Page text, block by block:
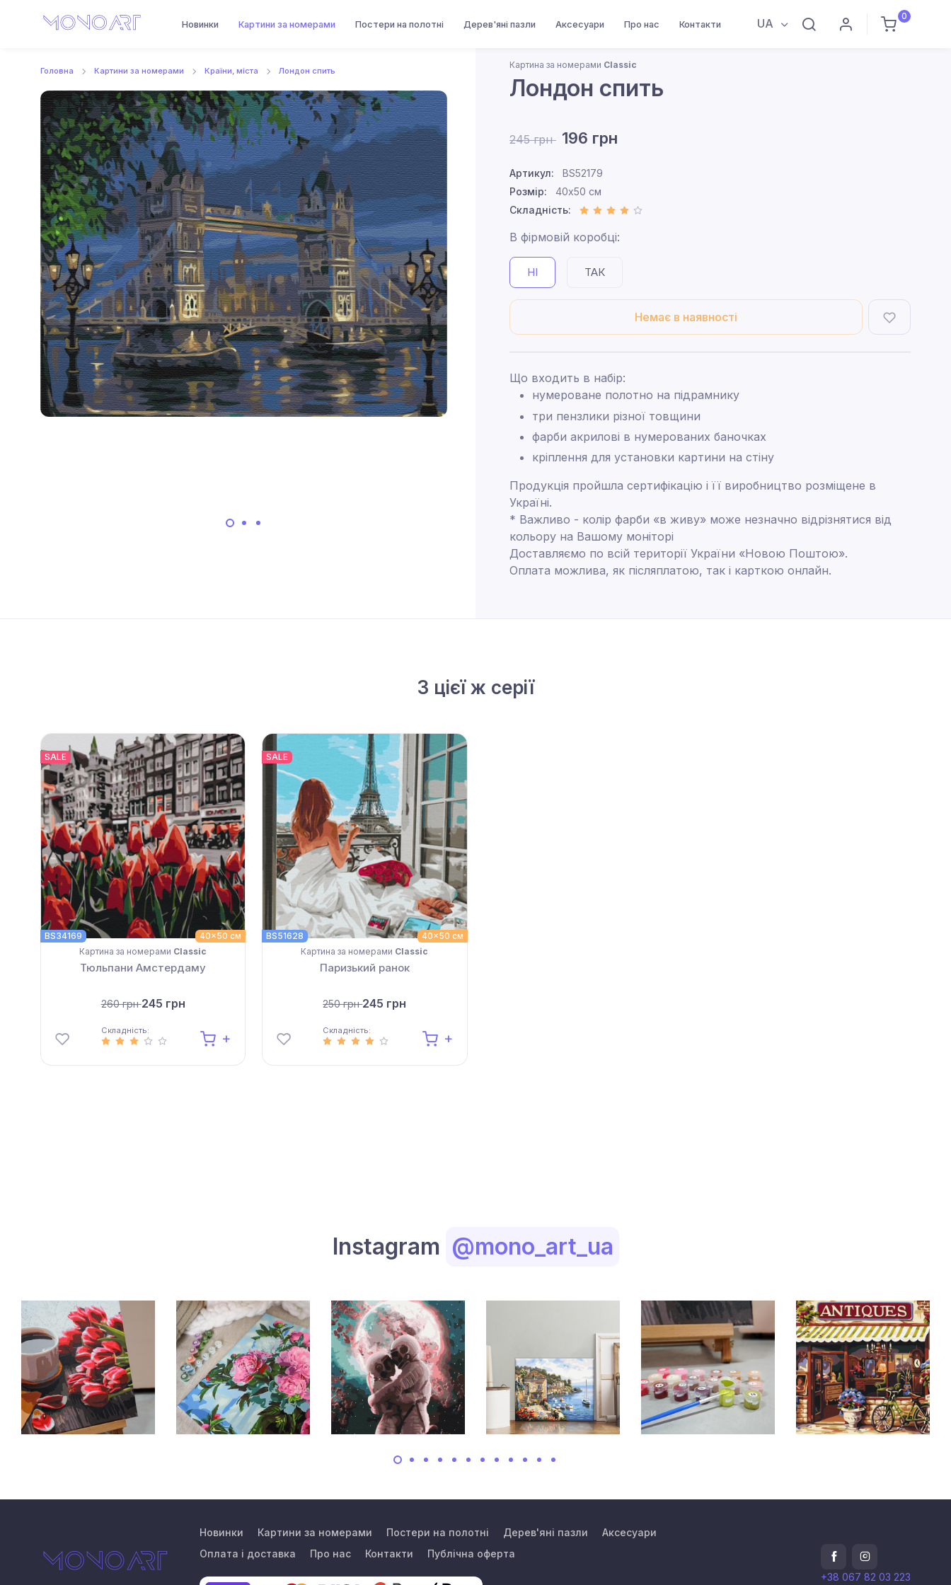
UA
0
Новинки Картини за номерами Постери на полотні Дерев'яні пазли Аксесуари Про нас Контакти
Головна Картини за номерами Країни, міста Лондон спить
Картина за номерами Classic
Лондон спить
245 грн 196 грн
Артикул:
BS52179
Розмір:
40x50 см
Складність:
В фірмовій коробці:
НІ ТАК
Немає в наявності
Що входить в набір:
нумероване полотно на підрамнику
три пензлики різної товщини
фарби акрилові в нумерованих баночках
кріплення для установки картини на стіну
Продукція пройшла сертифікацію і її виробництво розміщене в
Україні.
* Важливо - колір фарби «в живу» може незначно відрізнятися від
кольору на Вашому моніторі
Доставляємо по всій території України «Новою Поштою».
Оплата можлива, як післяплатою, так і карткою онлайн.
З цієї ж серії
SALE
40x50 см
BS34169
Картина за номерами Classic
Тюльпани Амстердаму
260 грн245 грн
Складність:
SALE
40x50 см
BS51628
Картина за номерами Classic
Паризький ранок
250 грн245 грн
Складність:
Instagram @mono_art_ua
Новинки Картини за номерами Постери на полотні Дерев'яні пазли
Аксесуари
Оплата і доставка
Про нас Контакти
Публічна оферта
+38 067 82 03 223